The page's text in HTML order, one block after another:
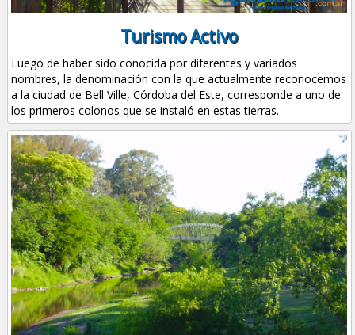
Turismo Activo
Luego de haber sido conocida por diferentes y variados
nombres, la denominación con la que actualmente reconocemos
a la ciudad de Bell Ville, Córdoba del Este, corresponde a uno de
los primeros colonos que se instaló en estas tierras.